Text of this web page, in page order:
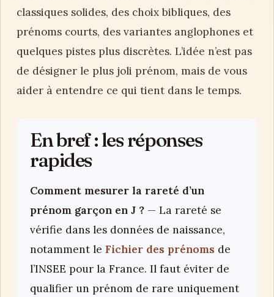
classiques solides, des choix bibliques, des
prénoms courts, des variantes anglophones et
quelques pistes plus discrètes. L’idée n’est pas
de désigner le plus joli prénom, mais de vous
aider à entendre ce qui tient dans le temps.
En bref : les réponses
rapides
Comment mesurer la rareté d’un
prénom garçon en J ? — La rareté se
vérifie dans les données de naissance,
notamment le Fichier des prénoms de
l’INSEE pour la France. Il faut éviter de
qualifier un prénom de rare uniquement